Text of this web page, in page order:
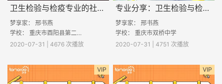
卫生检验与检疫专业的社会价值
梦享家： 邢书燕
学校： 重庆市酉阳县第二中学
2020-07-31 | 4676 次播放
专业分享：卫生检验与检疫专业学什么的
梦享家： 邢书燕
学校： 重庆市双桥中学
2020-07-31 | 4751 次播放
VIP VIP